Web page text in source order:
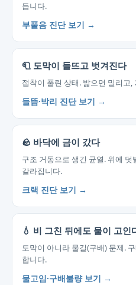
듭니다.
부풀음 진단 보기 →
🧻 도막이 들뜨고 벗겨진다
접착이 풀린 상태. 밟으면 밀리고
들뜸·박리 진단 보기 →
🪨 바닥에 금이 갔다
구조 거동으로 생긴 균열. 위에 덧
갈라집니다.
크랙 진단 보기 →
💧 비 그친 뒤에도 물이 고인
도막이 아니라 물길(구배) 문제.
합니다.
물고임·구배불량 보기 →